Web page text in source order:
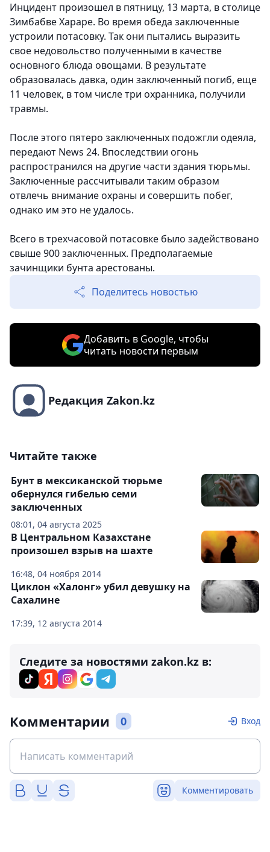
Инцидент произошел в пятницу, 13 марта, в столице
Зимбабве Хараре. Во время обеда заключенные
устроили потасовку. Так они пытались выразить
свое недовольство полученными в качестве
основного блюда овощами. В результате
образовалась давка, один заключенный погиб, еще
11 человек, в том числе три охранника, получили
травмы.
После этого пятеро заключенных подожгли одеяла,
передают News 24. Впоследствии огонь
распространился на другие части здания тюрьмы.
Заключенные рассчитывали таким образом
отвлечь внимание охраны и совершить побег,
однако им это не удалось.
Всего в трехчасовой потасовке было задействовано
свыше 900 заключенных. Предполагаемые
зачинщики бунта арестованы.
Поделитесь новостью
Добавить в Google, чтобы
читать новости первым
Редакция Zakon.kz
Читайте также
08:01, 04 августа 2025
Бунт в мексиканской тюрьме
обернулся гибелью семи
заключенных
16:48, 04 ноября 2014
В Центральном Казахстане
произошел взрыв на шахте
17:39, 12 августа 2014
Циклон «Халонг» убил девушку на
Сахалине
Следите за новостями zakon.kz в:
Комментарии 0 Вход
Комментировать